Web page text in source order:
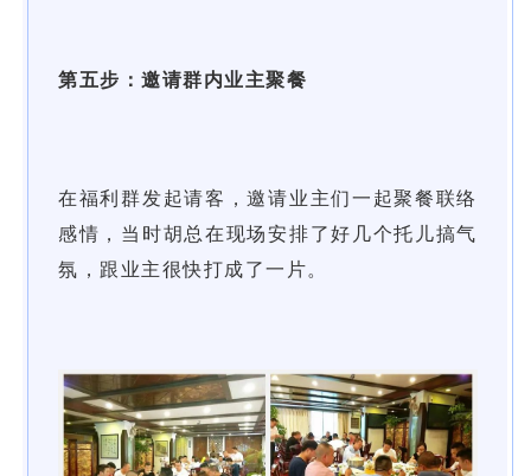
第五步：邀请群内业主聚餐
在福利群发起请客，邀请业主们一起聚餐联络
感情，当时胡总在现场安排了好几个托儿搞气
氛，跟业主很快打成了一片。